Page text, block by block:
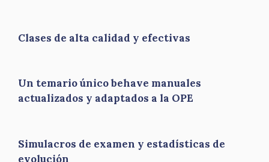
Clases de alta calidad y efectivas
Un temario único behave manuales
actualizados y adaptados a la OPE
Simulacros de examen y estadísticas de
evolución